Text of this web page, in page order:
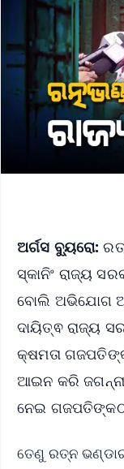
ଅର୍ଗସ ବ୍ୟୁରୋ:
ସ୍କାନିଂ ରାଜ୍ୟ
ବୋଲି ଅଭିଯୋଗ
ଦାୟିତ୍ଵ ରାଜ୍ୟ
କ୍ଷମତା
ଆଇନ କରି
ନେଇ
ତେଣୁ ରତ୍ନ